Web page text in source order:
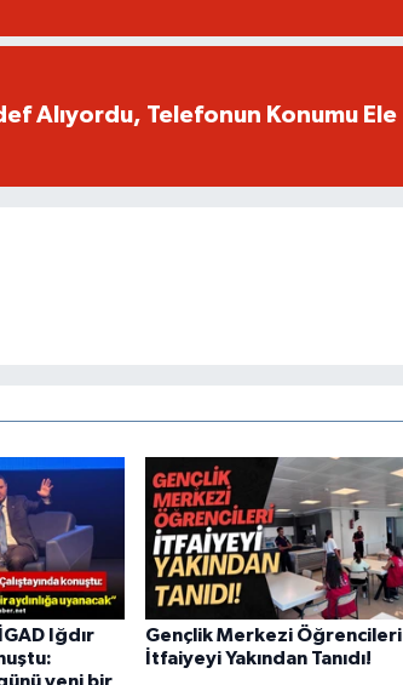
Alıyordu, Telefonun Konumu Ele
Iğdır
Gençlik Merkezi Öğrencileri
İtfaiyeyi Yakından Tanıdı!